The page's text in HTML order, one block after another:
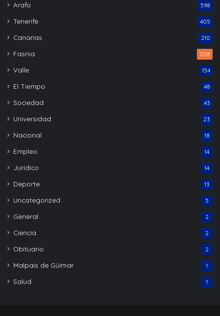
Arafo 598
Tenerife 405
Canarias 210
Fasnia 208
Valle 154
El Tiempo 48
Sociedad 43
Universidad 23
Nacional 18
Empleo 14
Jurídico 14
Deporte 13
Uncategorized 5
General 2
Ciencia 2
Obituario 2
Malpaís de Güímar 1
Salud 1